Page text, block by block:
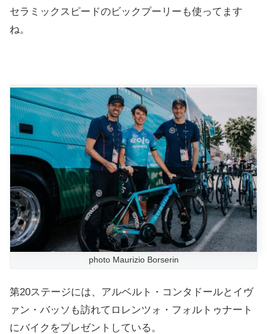
セラミックスピードのビックプーリーも使ってます
ね。
photo Maurizio Borserin
第20ステージには、アルベルト・コンタドールとイヴ
ァン・バッソも訪れてロレンツォ・フォルトゥナート
にバイクをプレゼントしている。